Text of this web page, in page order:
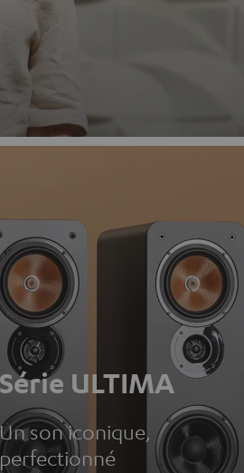
Série ULTIMA
son iconique,
perfectionné